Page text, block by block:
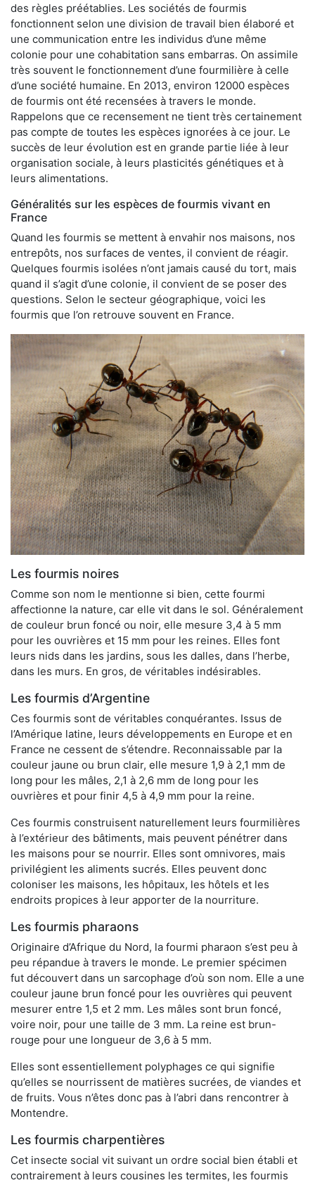
des règles préétablies. Les sociétés de fourmis
fonctionnent selon une division de travail bien élaboré et
une communication entre les individus d’une même
colonie pour une cohabitation sans embarras. On assimile
très souvent le fonctionnement d’une fourmilière à celle
d’une société humaine. En 2013, environ 12000 espèces
de fourmis ont été recensées à travers le monde.
Rappelons que ce recensement ne tient très certainement
pas compte de toutes les espèces ignorées à ce jour. Le
succès de leur évolution est en grande partie liée à leur
organisation sociale, à leurs plasticités génétiques et à
leurs alimentations.
Généralités sur les espèces de fourmis vivant en
France
Quand les fourmis se mettent à envahir nos maisons, nos
entrepôts, nos surfaces de ventes, il convient de réagir.
Quelques fourmis isolées n’ont jamais causé du tort, mais
quand il s’agit d’une colonie, il convient de se poser des
questions. Selon le secteur géographique, voici les
fourmis que l’on retrouve souvent en France.
Les fourmis noires
Comme son nom le mentionne si bien, cette fourmi
affectionne la nature, car elle vit dans le sol. Généralement
de couleur brun foncé ou noir, elle mesure 3,4 à 5 mm
pour les ouvrières et 15 mm pour les reines. Elles font
leurs nids dans les jardins, sous les dalles, dans l’herbe,
dans les murs. En gros, de véritables indésirables.
Les fourmis d’Argentine
Ces fourmis sont de véritables conquérantes. Issus de
l’Amérique latine, leurs développements en Europe et en
France ne cessent de s’étendre. Reconnaissable par la
couleur jaune ou brun clair, elle mesure 1,9 à 2,1 mm de
long pour les mâles, 2,1 à 2,6 mm de long pour les
ouvrières et pour finir 4,5 à 4,9 mm pour la reine.
Ces fourmis construisent naturellement leurs fourmilières
à l’extérieur des bâtiments, mais peuvent pénétrer dans
les maisons pour se nourrir. Elles sont omnivores, mais
privilégient les aliments sucrés. Elles peuvent donc
coloniser les maisons, les hôpitaux, les hôtels et les
endroits propices à leur apporter de la nourriture.
Les fourmis pharaons
Originaire d’Afrique du Nord, la fourmi pharaon s’est peu à
peu répandue à travers le monde. Le premier spécimen
fut découvert dans un sarcophage d’où son nom. Elle a une
couleur jaune brun foncé pour les ouvrières qui peuvent
mesurer entre 1,5 et 2 mm. Les mâles sont brun foncé,
voire noir, pour une taille de 3 mm. La reine est brun-
rouge pour une longueur de 3,6 à 5 mm.
Elles sont essentiellement polyphages ce qui signifie
qu’elles se nourrissent de matières sucrées, de viandes et
de fruits. Vous n’êtes donc pas à l’abri dans rencontrer à
Montendre.
Les fourmis charpentières
Cet insecte social vit suivant un ordre social bien établi et
contrairement à leurs cousines les termites, les fourmis